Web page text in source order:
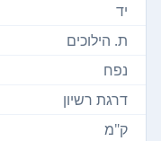
יד
ת. הילוכים
נפח
דרגת רשיון
ק"מ